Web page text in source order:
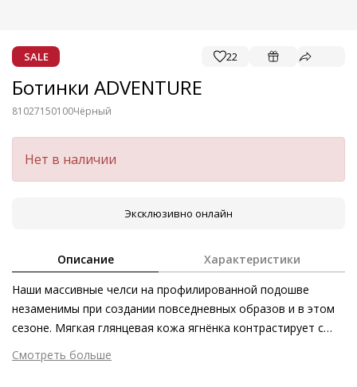
SALE 22
Ботинки ADVENTURE
81027150100Чёрный
Нет в наличии
Эксклюзивно онлайн
Описание Характеристики
Наши массивные челси на профилированной подошве
незаменимы при создании повседневных образов и в этом
сезоне. Мягкая глянцевая кожа ягнёнка контрастирует с
объёмной подошвой. Утилитарность силуэта подчёркивают
язычки. Наши челси ADVENTURE – это лаконичный стильный
Смотреть больше